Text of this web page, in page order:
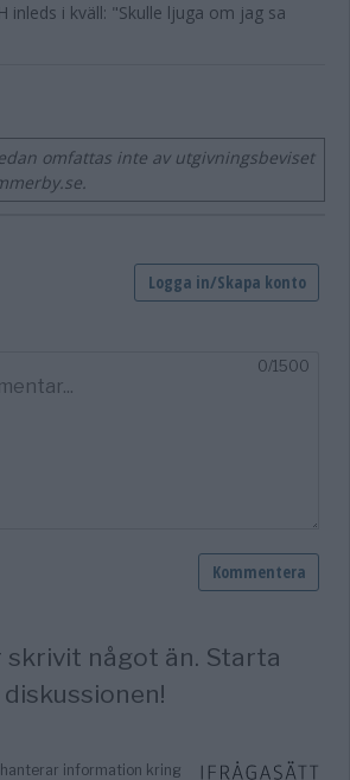
inleds i kväll: "Skulle ljuga om jag sa
omfattas inte av utgivningsbeviset